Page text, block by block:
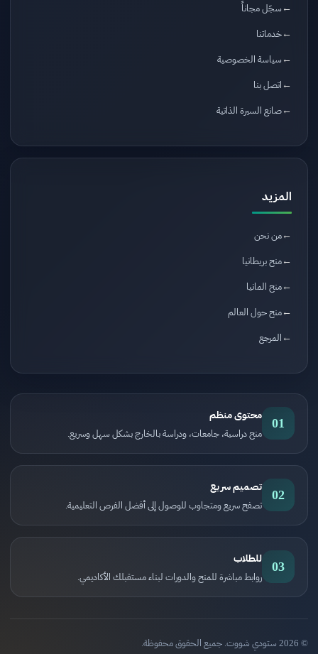
سجّل مجاناً
خدماتنا
سياسة الخصوصية
اتصل بنا
صانع السيرة الذاتية
المزيد
من نحن
منح بريطانيا
منح المانيا
منح حول العالم
المرجع
01 محتوى منظم
منح دراسية، جامعات، ودراسة بالخارج بشكل سهل وسريع.
02 تصميم سريع
تصفح سريع ومتجاوب للوصول إلى أفضل الفرص التعليمية.
03 للطلاب
روابط مباشرة للمنح والدورات لبناء مستقبلك الأكاديمي.
© 2026 ستودي شووت. جميع الحقوق محفوظة.